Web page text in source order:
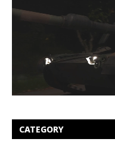
CATEGORY